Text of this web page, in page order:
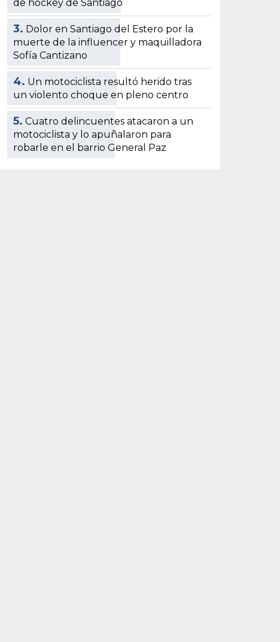
de hockey de Santiago
3. Dolor en Santiago del Estero por la
muerte de la influencer y maquilladora
Sofía Cantizano
4. Un motociclista resultó herido tras
un violento choque en pleno centro
5. Cuatro delincuentes atacaron a un
motociclista y lo apuñalaron para
robarle en el barrio General Paz